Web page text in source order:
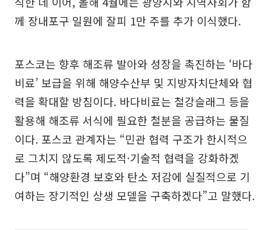
께 장내포구 일원에 잘피 1만 주를 추가 이식했다.
포스코는 향후 해조류 발아와 성장을 촉진하는 ‘바다
비료’ 보급을 위해 해양수산부 및 지방자치단체와 협
력을 확대할 방침이다. 바다비료는 철강슬래그 등을
활용해 해조류 서식에 필요한 철분을 공급하는 물질
이다. 포스코 관계자는 “민관 협력 구조가 한시적으
로 그치지 않도록 제도적·기술적 협력을 강화하겠
다”며 “해양환경 보호와 탄소 저감에 실질적으로 기
여하는 장기적인 상생 모델을 구축하겠다”고 말했다.